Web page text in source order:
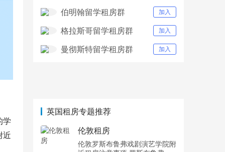
学
近
伯明翰留学租房群 加入
格拉斯哥留学租房群 加入
曼彻斯特留学租房群 加入
英国租房专题推荐
伦敦租房
伦敦罗斯布鲁弗戏剧演艺学院附